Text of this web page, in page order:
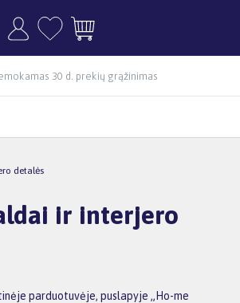
30 d. prekių grąžinimas
detalės
ir interjero
parduotuvėje, puslapyje „Ho-me